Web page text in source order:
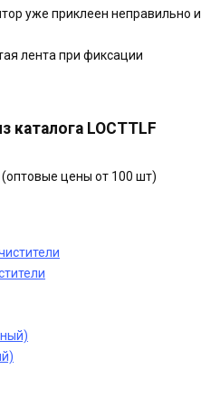
уже приклеен неправильно и
лента при фиксации
каталога LOCTTLF
(оптовые цены от 100 шт)